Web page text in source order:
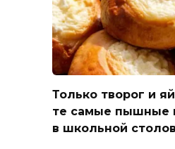
Только творог и
те самые пышные
в школьной